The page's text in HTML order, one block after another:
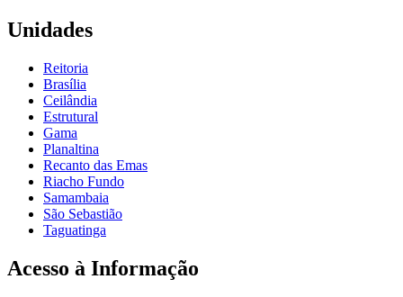
Unidades
Reitoria
Brasília
Ceilândia
Estrutural
Gama
Planaltina
Recanto das Emas
Riacho Fundo
Samambaia
São Sebastião
Taguatinga
Acesso à Informação